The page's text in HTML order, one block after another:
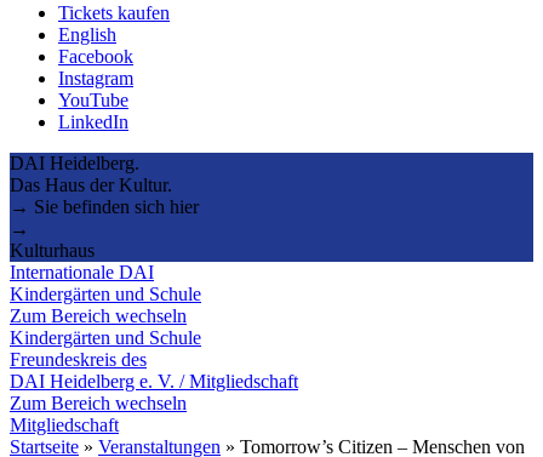
Tickets kaufen
English
Facebook
Instagram
YouTube
LinkedIn
DAI Heidelberg.
Das Haus der Kultur.
→ Sie befinden sich hier
→
Kulturhaus
Internationale DAI
Kindergärten und Schule
Zum Bereich wechseln
Kindergärten und Schule
Freundeskreis des
DAI Heidelberg e. V. / Mitgliedschaft
Zum Bereich wechseln
Mitgliedschaft
Startseite » Veranstaltungen » Tomorrow’s Citizen – Menschen von